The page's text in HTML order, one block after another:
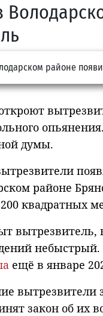
думы.
районе
квадратных
небыстрый.
ещё в январе
вытрезвители
закон об их